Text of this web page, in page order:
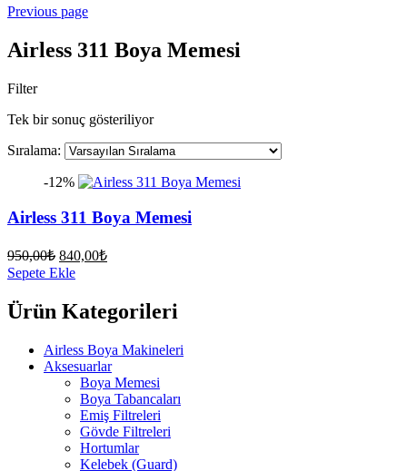
Previous page
Airless 311 Boya Memesi
Filter
Tek bir sonuç gösteriliyor
Sıralama:
-12%
Airless 311 Boya Memesi
950,00₺ Orijinal
fiyat:
840,00₺Şu
840,00₺.
Sepete Ekle
Ürün Kategorileri
Airless Boya Makineleri
Aksesuarlar
Boya Memesi
Boya Tabancaları
Emiş Filtreleri
Gövde Filtreleri
Hortumlar
Kelebek (Guard)